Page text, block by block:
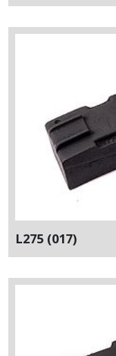
L275 (017)